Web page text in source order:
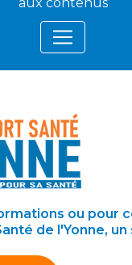
ou pour
de l'Yonne, un